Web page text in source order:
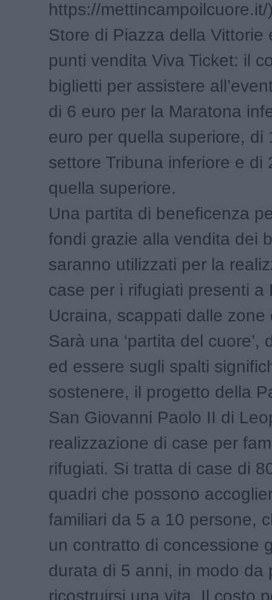
https://mettincampoilcuore.it/
Store di Piazza della Vittorie
punti vendita Viva Ticket: il
biglietti per assistere
di 6 euro per la Maratona
euro per quella superiore, di
settore Tribuna inferiore e di
quella superiore.
Una partita di beneficenza
fondi grazie alla vendita dei
saranno utilizzati per la
case per i rifugiati presenti a
Ucraina, scappati dalle zone
Sarà una ‘partita del cuore’,
ed essere sugli spalti
sostenere, il progetto della
San Giovanni Paolo II di
realizzazione di case per
rifugiati. Si tratta di case di
quadri che possono
familiari da 5 a 10 persone,
un contratto di concessione
durata di 5 anni, in modo da
ricostruirsi una vita. Il costo